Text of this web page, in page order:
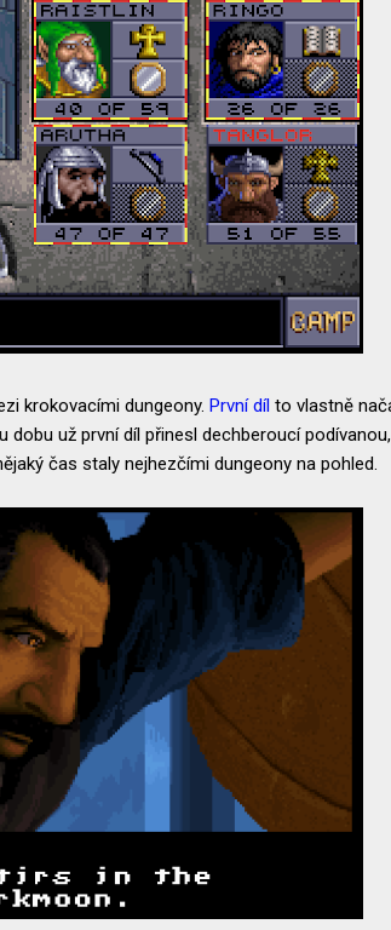
krokovacími dungeony. První díl to vlastně
už první díl přinesl dechberoucí
čas staly nejhezčími dungeony na pohled.